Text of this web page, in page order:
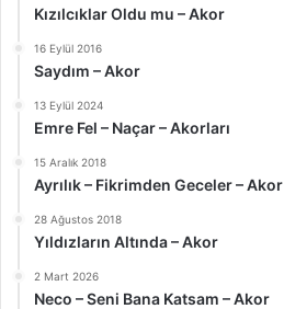
Kızılcıklar Oldu mu – Akor
16 Eylül 2016
Saydım – Akor
13 Eylül 2024
Emre Fel – Naçar – Akorları
15 Aralık 2018
Ayrılık – Fikrimden Geceler – Akor
28 Ağustos 2018
Yıldızların Altında – Akor
2 Mart 2026
Neco – Seni Bana Katsam – Akor